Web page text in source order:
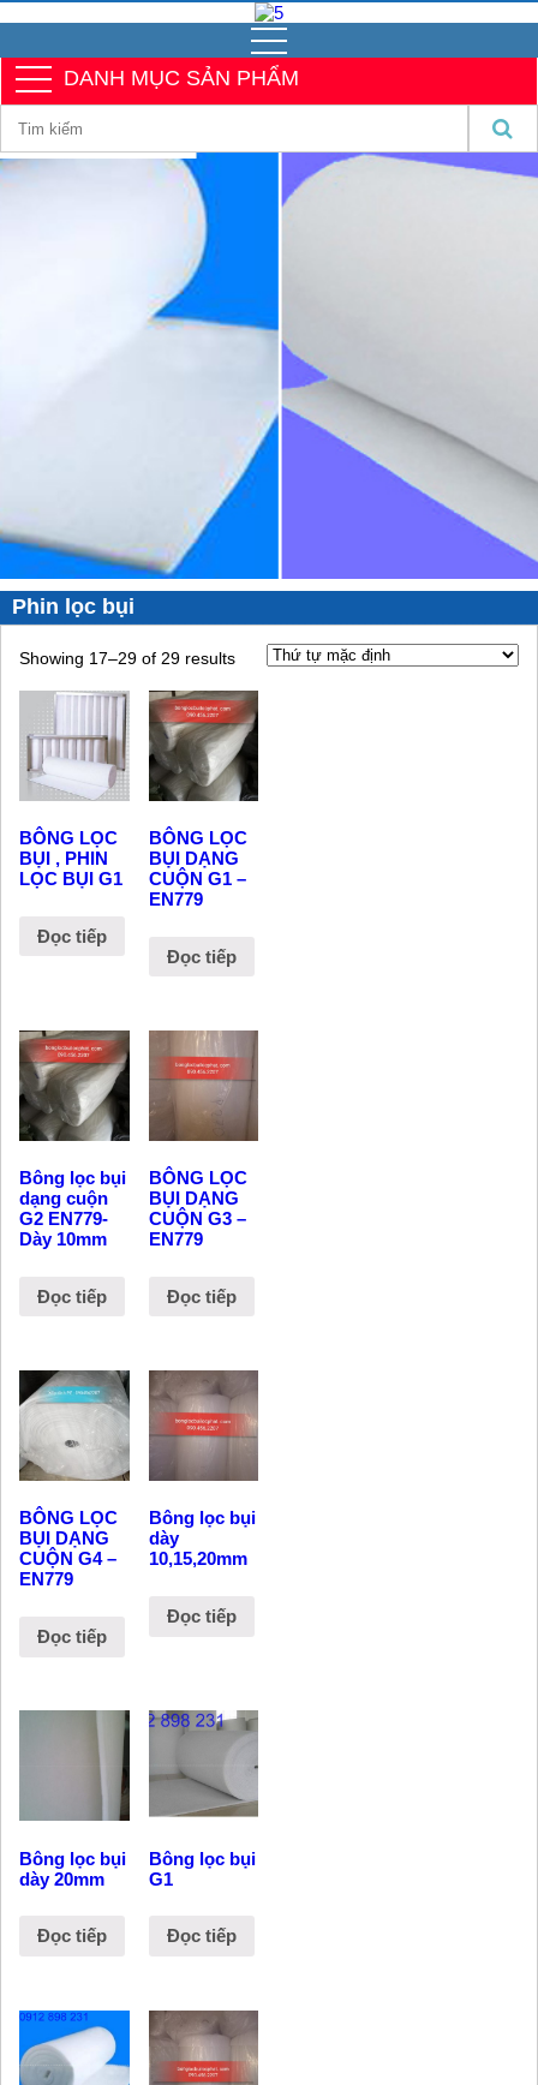
DANH MỤC SẢN PHẨM
Phin lọc bụi
Showing 17–29 of 29 results
BÔNG LỌC
BỤI , PHIN
LỌC BỤI G1
Đọc tiếp
BÔNG LỌC
BỤI DẠNG
CUỘN G1 –
EN779
Đọc tiếp
Bông lọc bụi
dạng cuộn
G2 EN779-
Dày 10mm
Đọc tiếp
BÔNG LỌC
BỤI DẠNG
CUỘN G3 –
EN779
Đọc tiếp
BÔNG LỌC
BỤI DẠNG
CUỘN G4 –
EN779
Đọc tiếp
Bông lọc bụi
dày
10,15,20mm
Đọc tiếp
Bông lọc bụi
dày 20mm
Đọc tiếp
Bông lọc bụi
G1
Đọc tiếp